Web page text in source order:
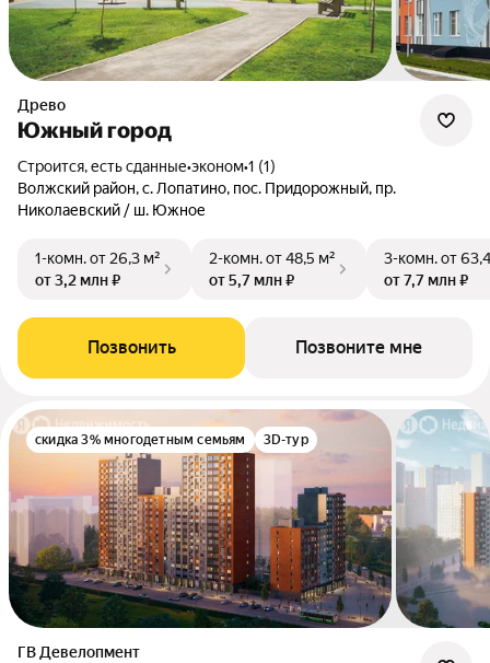
Древо
Южный город
Строится, есть сданные•эконом•1 (1)
Волжский район, с. Лопатино, пос. Придорожный, пр.
Николаевский / ш. Южное
1-комн.от 26,3 м²
от 3,2 млн ₽
2-комн.от 48,5 м²
от 5,7 млн ₽
3-комн.от
от 7,7 млн ₽
Позвонить Позвоните мне
скидка 3% многодетным семьям 3D-тур
ГВ Девелопмент